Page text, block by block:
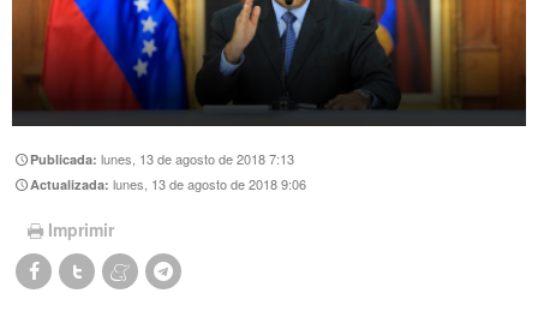
Publicada:lunes, 13 de agosto de 2018 7:13
Actualizada:lunes, 13 de agosto de 2018 9:06
Imprimir